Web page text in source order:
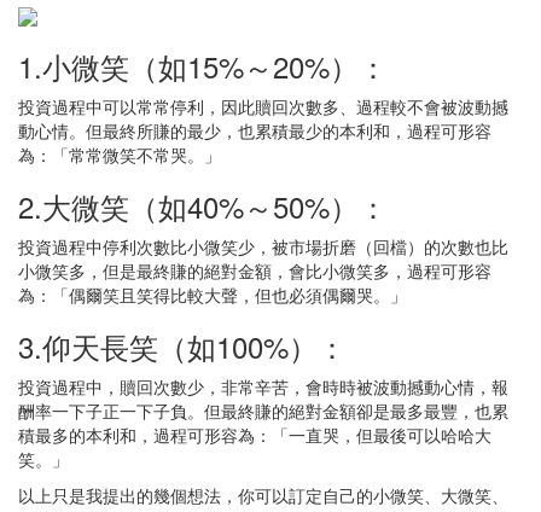
1.小微笑（如15%～20%）：
投資過程中可以常常停利，因此贖回次數多、過程較不會被波動撼
動心情。但最終所賺的最少，也累積最少的本利和，過程可形容
為：「常常微笑不常哭。」
2.大微笑（如40%～50%）：
投資過程中停利次數比小微笑少，被市場折磨（回檔）的次數也比
小微笑多，但是最終賺的絕對金額，會比小微笑多，過程可形容
為：「偶爾笑且笑得比較大聲，但也必須偶爾哭。」
3.仰天長笑（如100%）：
投資過程中，贖回次數少，非常辛苦，會時時被波動撼動心情，報
酬率一下子正一下子負。但最終賺的絕對金額卻是最多最豐，也累
積最多的本利和，過程可形容為：「一直哭，但最後可以哈哈大
笑。」
以上只是我提出的幾個想法，你可以訂定自己的小微笑、大微笑、